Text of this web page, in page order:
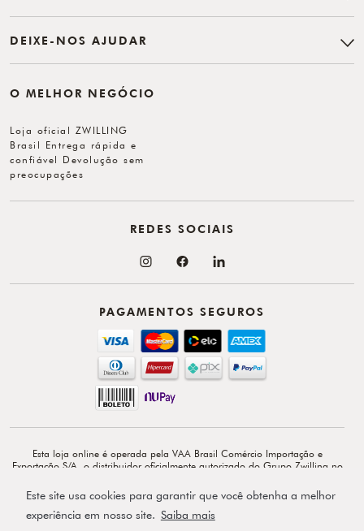
Este site usa cookies para garantir que você obtenha a melhor
experiência em nosso site. Saiba mais
DEIXE-NOS AJUDAR
O MELHOR NEGÓCIO
Loja oficial ZWILLING
Brasil Entrega rápida e
confiável Devolução sem
preocupações
PAGAMENTOS SEGUROS
REDES SOCIAIS
Esta loja online é operada pela VAA Brasil Comércio Importação e
Exportação S/A, o distribuidor oficialmente autorizado do Grupo Zwilling no
exclusivamente responsável por todo o conteúdo e comunicação deste site. ©
Copyright 2026 - Av. Doutor Cardoso de Melo, 1855 - 14º - Vila Olímpia -
CEP: 04548-903 - São Paulo-SP.